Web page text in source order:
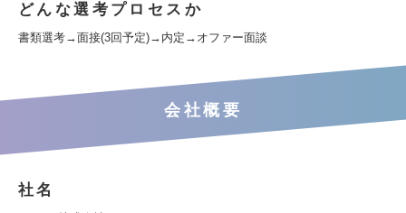
どんな選考プロセスか
書類選考→面接(3回予定)→内定→オファー面談
会社概要
社名